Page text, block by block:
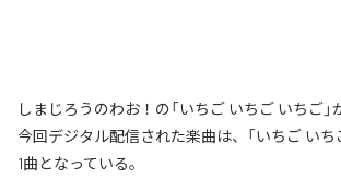
しまじろうのわお！の「いちご いちご いちご」
今回デジタル配信された楽曲は、「いちご いち
1曲となっている。